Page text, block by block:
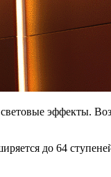
эффекты.
до 64